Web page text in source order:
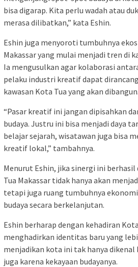
bisa digarap. Kita perlu wadah atau
merasa dilibatkan,” kata Eshin.
Eshin juga menyoroti tumbuhnya
Makassar yang mulai menjadi tren di
Ia mengusulkan agar kolaborasi
pelaku industri kreatif dapat
kawasan Kota Tua yang akan dibangun.
“Pasar kreatif ini jangan dipisahkan
budaya. Justru ini bisa menjadi daya
belajar sejarah, wisatawan juga bisa
kreatif lokal,” tambahnya.
Menurut Eshin, jika sinergi ini
Tua Makassar tidak hanya akan
tetapi juga ruang tumbuhnya
budaya secara berkelanjutan.
Eshin berharap dengan kehadiran
menghadirkan identitas baru yang
menjadikan kota ini tak hanya
juga karena kekayaan budayanya.